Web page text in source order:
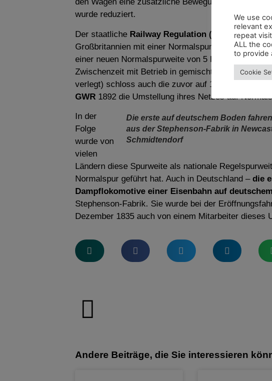
wurde reduziert.
Der staatliche Railway Regulation (Gauge) Act
Großbritannien mit einer Normalspurweite von 4
einer neuen Normalspurweite von 5 Fuß 3 Zoll
Zwischenzeit mit Betrieb in gemischter Spurweite
verlegt) schloss auch die zuvor auf 1600 mm
GWR 1892 die Umstellung ihres Netzes auf
Die erste auf deutschem Boden
aus der Stephenson-Fabrik in
Schmidtendorf
In der
Folge
wurde von
vielen
Ländern diese Spurweite als nationale
Normalspur geführt hat. Auch in Deutschland – die
Dampflokomotive einer Eisenbahn auf
Stephenson-Fabrik. Sie wurde bei der
Dezember 1835 auch von einem Mitarbeiter
Andere Beiträge, die Sie interessieren
We use
relevant
repeat
ALL the
to provide
Cookie